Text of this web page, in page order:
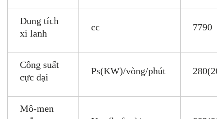
Dung tích
xi lanh
cc 7790
Công suất
cực đại
Ps(KW)/vòng/phút
Mô-men